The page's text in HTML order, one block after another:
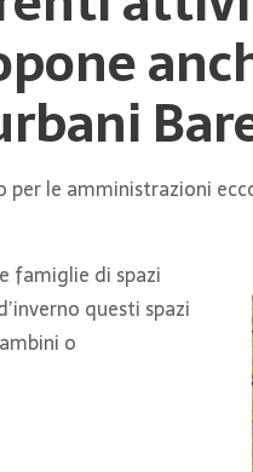
le amministrazioni
famiglie di spazi
questi spazi
o